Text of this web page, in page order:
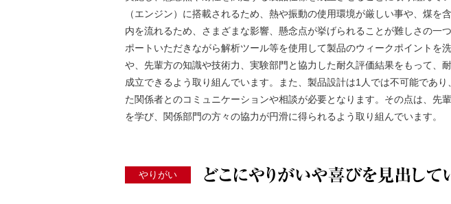
（エンジン）に搭載されるため、熱や振動の使用環境が厳しい事や、煤を
内を流れるため、さまざまな影響、懸念点が挙げられることが難しさの一
ポートいただきながら解析ツール等を使用して製品のウィークポイントを
や、先輩方の知識や技術力、実験部門と協力した耐久評価結果をもって、
成立できるよう取り組んでいます。また、製品設計は1人では不可能であ
た関係者とのコミュニケーションや相談が必要となります。その点は、先
を学び、関係部門の方々の協力が円滑に得られるよう取り組んでいます。
やりがい